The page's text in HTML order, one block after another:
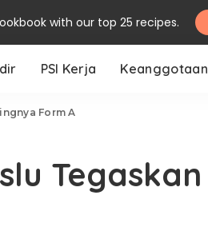
with our top 25 recipes.
PSI Kerja Keanggotaan
Form A
Tegaskan